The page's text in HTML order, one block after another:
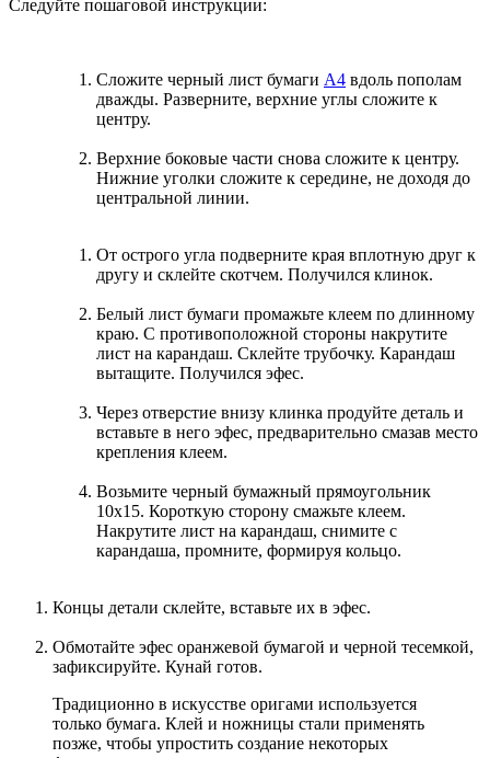
Следуйте пошаговой инструкции:
Сложите черный лист бумаги А4 вдоль пополам
дважды. Разверните, верхние углы сложите к
центру.
Верхние боковые части снова сложите к центру.
Нижние уголки сложите к середине, не доходя до
центральной линии.
От острого угла подверните края вплотную друг к
другу и склейте скотчем. Получился клинок.
Белый лист бумаги промажьте клеем по длинному
краю. С противоположной стороны накрутите
лист на карандаш. Склейте трубочку. Карандаш
вытащите. Получился эфес.
Через отверстие внизу клинка продуйте деталь и
вставьте в него эфес, предварительно смазав место
крепления клеем.
Возьмите черный бумажный прямоугольник
10х15. Короткую сторону смажьте клеем.
Накрутите лист на карандаш, снимите с
карандаша, промните, формируя кольцо.
Концы детали склейте, вставьте их в эфес.
Обмотайте эфес оранжевой бумагой и черной тесемкой,
зафиксируйте. Кунай готов.
Традиционно в искусстве оригами используется
только бумага. Клей и ножницы стали применять
позже, чтобы упростить создание некоторых